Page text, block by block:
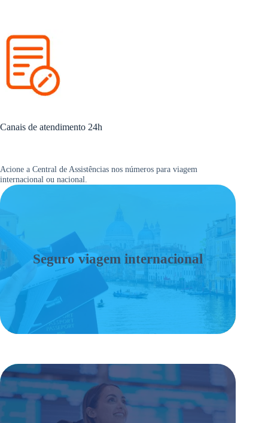
Canais de atendimento 24h
Acione a Central de Assistências nos números para viagem
internacional ou nacional.
Seguro viagem internacional